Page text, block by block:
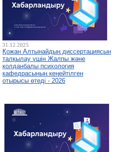
31.12.2025
Қожан Алтынайдың диссертациясын
талқылау үшін Жалпы және
қолданбалы психология
кафедрасының кеңейтілген
отырысы өтеді - 2026